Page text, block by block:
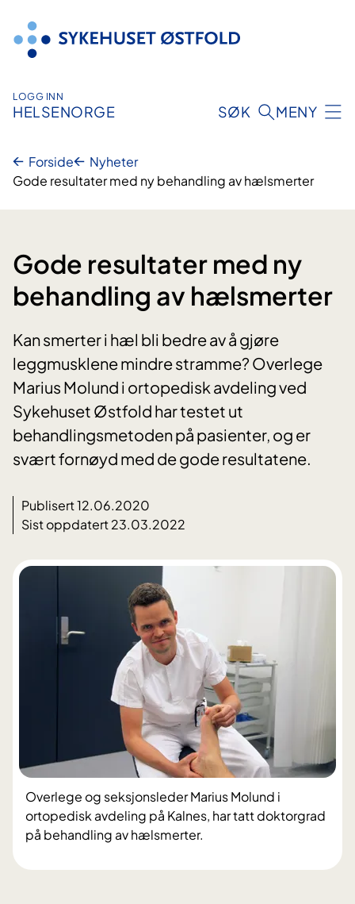
innhold
LOGG INN
HELSENORGE SØK MENY
Forside
Nyheter
Gode resultater med ny behandling av hælsmerter
Gode resultater med ny
behandling av hælsmerter
Kan smerter i hæl bli bedre av å gjøre
leggmusklene mindre stramme? Overlege
Marius Molund i ortopedisk avdeling ved
Sykehuset Østfold har testet ut
behandlingsmetoden på pasienter, og er
svært fornøyd med de gode resultatene.
Publisert 12.06.2020
Sist oppdatert 23.03.2022
Overlege og seksjonsleder Marius Molund i
ortopedisk avdeling på Kalnes, har tatt doktorgrad
på behandling av hælsmerter.